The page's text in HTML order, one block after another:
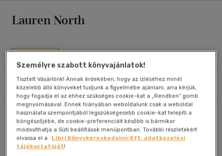
Lauren North
Szűrés Rendezés
Eladott darabszám szerint csökkenő
Cím szerint A-Z
Szerző szerint A-Z
Megjelenítés
20 db / oldal
40 db / oldal
Összesen4db
Személyre szabott könyvajánlatok!
Tisztelt Vásárlónk! Annak érdekében, hogy az ízléséhez minél
közelebb álló könyveket tudjunk a figyelmébe ajánlani, arra kérjük,
hogy fogadja el az ehhez szükséges cookie-kat a „Rendben” gomb
megnyomásával. Ennek hiányában weboldalunk csak a weboldal
használata szempontjából legszükségesebb cookie-kat telepíti a
böngészőjébe, de cookie-preferenciáit később is bármikor
módosíthatja a Süti beállítások menüpontban. További részletekért
olvassa el a
Libri Könyvkereskedelmi Kft. adatkezelési
tájékoztatóját!